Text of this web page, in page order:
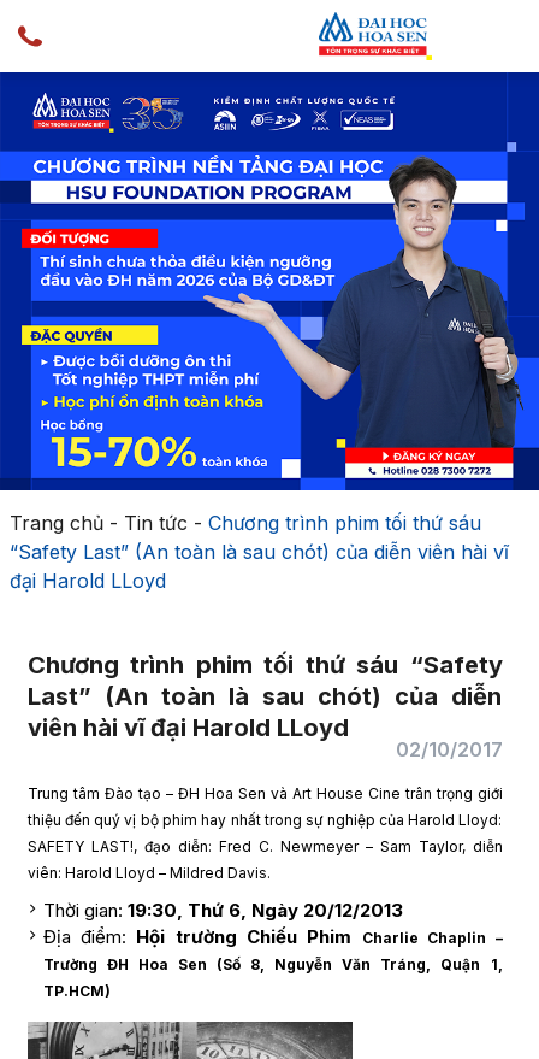
Trang chủ- Tin tức - Chương trình phim tối thứ sáu
“Safety Last” (An toàn là sau chót) của diễn viên hài vĩ
đại Harold LLoyd
Chương trình phim tối thứ sáu “Safety
Last” (An toàn là sau chót) của diễn
viên hài vĩ đại Harold LLoyd
02/10/2017
Trung tâm Đào tạo – ĐH Hoa Sen và Art House Cine trân trọng giới
thiệu đến quý vị bộ phim hay nhất trong sự nghiệp của Harold Lloyd:
SAFETY LAST!, đạo diễn: Fred C. Newmeyer – Sam Taylor, diễn
viên: Harold Lloyd – Mildred Davis.
Thời gian: 19:30, Thứ 6, Ngày 20/12/2013
Địa điểm: Hội trường Chiếu Phim
Charlie Chaplin –
Trường ĐH Hoa Sen (Số 8, Nguyễn Văn Tráng, Quận 1,
TP.HCM)